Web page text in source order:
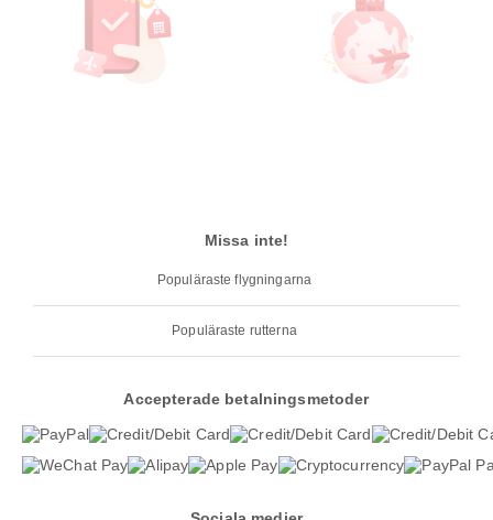
Missa inte!
Populäraste flygningarna
Populäraste rutterna
Accepterade betalningsmetoder